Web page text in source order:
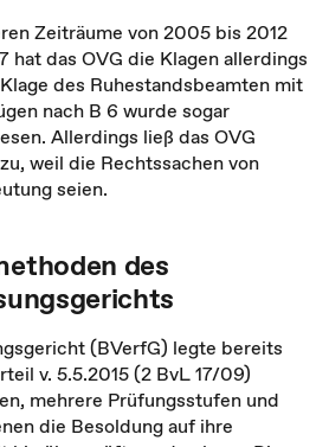
Zeiträume von 2005 bis 2012
hat das OVG die Klagen allerdings
des Ruhestandsbeamten mit
nach B 6 wurde sogar
Allerdings ließ das OVG
weil die Rechtssachen von
seien.
des
(BVerfG) legte bereits
v. 5.5.2015 (2 BvL 17/09)
mehrere Prüfungsstufen und
die Besoldung auf ihre